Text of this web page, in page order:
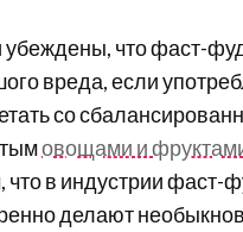
убеждены, что фаст-
вреда, если
со
овощами и
что в индустрии фаст-
делают